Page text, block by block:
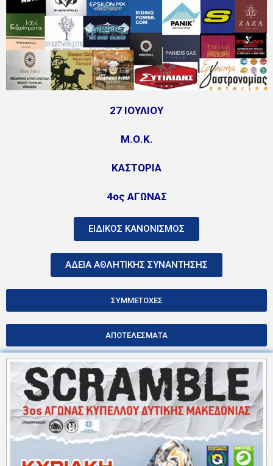
27 ΙΟΥΛΙΟΥ
Μ.Ο.Κ.
ΚΑΣΤΟΡΙΑ
4ος ΑΓΩΝΑΣ
ΕΙΔΙΚΟΣ ΚΑΝΟΝΙΣΜΟΣ
ΑΔΕΙΑ ΑΘΛΗΤΙΚΗΣ ΣΥΝΑΝΤΗΣΗΣ
ΣΥΜΜΕΤΟΧΕΣ
ΑΠΟΤΕΛΕΣΜΑΤΑ